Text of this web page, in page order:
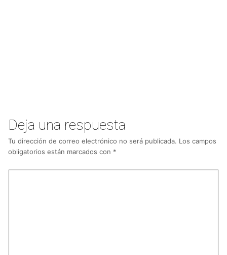
Deja una respuesta
Tu dirección de correo electrónico no será publicada. Los campos
obligatorios están marcados con *